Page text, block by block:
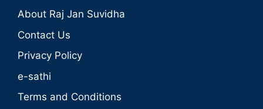
About Raj Jan Suvidha
Contact Us
Privacy Policy
e-sathi
Terms and Conditions